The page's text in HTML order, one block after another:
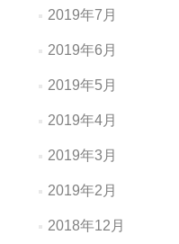
2019年7月
2019年6月
2019年5月
2019年4月
2019年3月
2019年2月
2018年12月